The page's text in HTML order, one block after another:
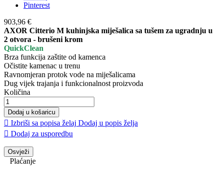
Pinterest
903,96 €
AXOR Citterio M kuhinjska miješalica sa tušem za ugradnju u
2 otvora - brušeni krom
QuickClean
Brza funkcija zaštite od kamenca
Očistite kamenac u trenu
Ravnomjeran protok vode na miješalicama
Dug vijek trajanja i funkcionalnost proizvoda
Količina
Dodaj u košaricu
 Izbriši sa popisa želaj Dodaj u popis želja
 Dodaj za usporedbu
Plaćanje